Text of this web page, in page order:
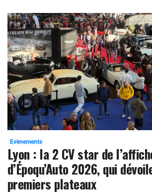
Evènements
Lyon : la 2 CV star de
d’Époqu’Auto 2026, qui
premiers plateaux